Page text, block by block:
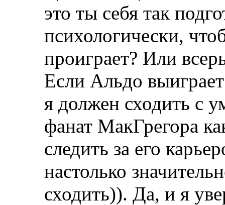
это ты себя так
психологически,
проиграет? Или
Если Альдо
я должен сходить с
фанат МакГрегора
следить за его
настолько
сходить)). Да, и я